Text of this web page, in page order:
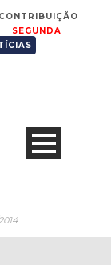
CONTRIBUIÇÃO
SEGUNDA